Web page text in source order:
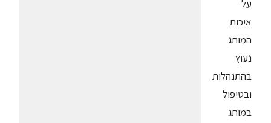
על
איכות
המותג
נעוץ
בהתנהלות
ובטיפול
במותג